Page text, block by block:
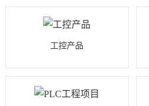
工控产品